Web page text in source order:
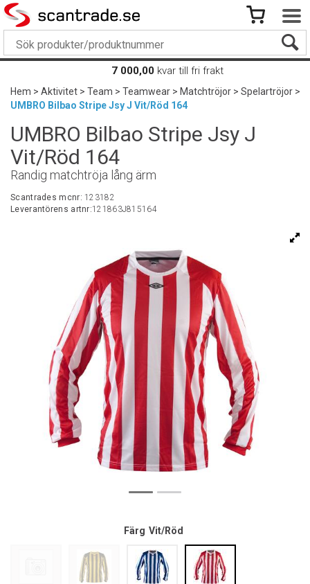
7 000,00 kvar till fri frakt
Hem>Aktivitet>Team>Teamwear>Matchtröjor>Spelartröjor>
UMBRO Bilbao Stripe Jsy J Vit/Röd 164
UMBRO Bilbao Stripe Jsy J
Vit/Röd 164
Randig matchtröja lång ärm
Scantrades mcnr:123182
Leverantörens artnr:121863J815164
Färg Vit/Röd